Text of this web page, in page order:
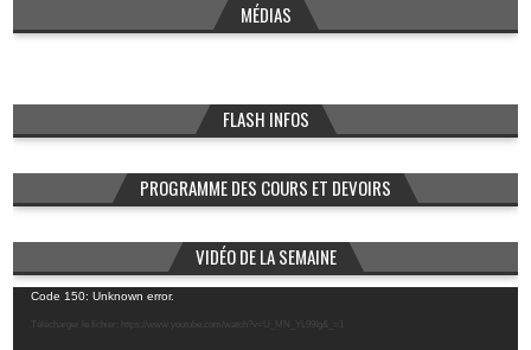
MÉDIAS
FLASH INFOS
PROGRAMME DES COURS ET DEVOIRS
VIDÉO DE LA SEMAINE
Lecteur
vidéo
Code 150: Unknown error.
Télécharger le fichier: https://www.youtube.com/watch?v=U_MN_YL99Ig&_=1